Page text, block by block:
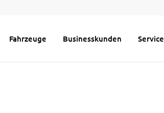
Fahrzeuge Businesskunden Service